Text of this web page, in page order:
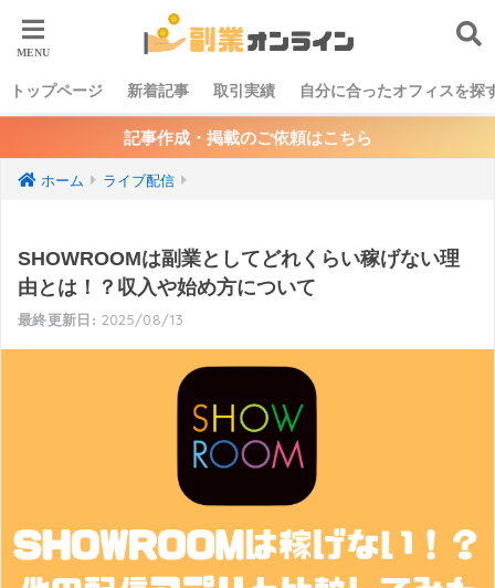
トップページ 新着記事 取引実績 自分に合ったオフィスを探
記事作成・掲載のご依頼はこちら
ホーム ライブ配信
SHOWROOMは副業としてどれくらい稼げない理
由とは！？収入や始め方について
2025/08/13